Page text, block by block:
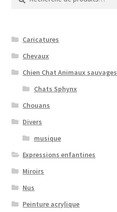
pour :
Caricatures
Chevaux
Chien Chat Animaux sauvages
Chats Sphynx
Chouans
Divers
musique
Expressions enfantines
Miroirs
Nus
Peinture acrylique